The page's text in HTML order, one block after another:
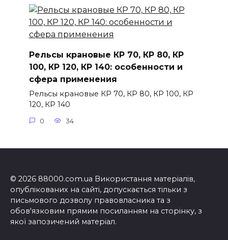
Рельсы крановые КР 70, КР 80, КР
100, КР 120, КР 140: особенности и
сфера применения
Рельсы крановые КР 70, КР 80, КР 100, КР
120, КР 140
0 34
© 2026 88000.com.ua Використання матеріалів,
опублікованих на сайті, допускається тільки з
письмового дозволу правовласника та з
обов'язковим прямим посиланням на сторінку, з
якої запозичений матеріал.